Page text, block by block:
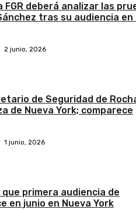
FGR deberá analizar las
tras su audiencia en
2 junio, 2026
de Seguridad de
de Nueva York; comparece
1 junio, 2026
que primera audiencia de
en junio en Nueva York